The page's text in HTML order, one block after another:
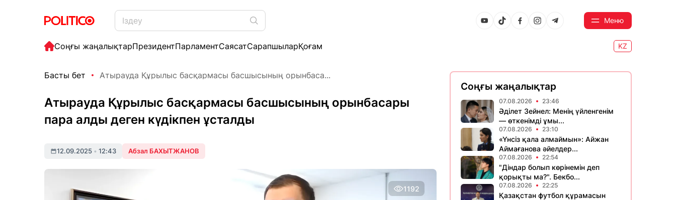
Меню
Соңғы жаңалықтарПрезидентПарламентСаясатСарапшыларҚоғам KZ
Басты бет Атырауда Құрылыс басқармасы басшысының орынбаса...
Атырауда Құрылыс басқармасы басшысының орынбасары
пара алды деген күдікпен ұсталды
12.09.2025 • 12:43 Абзал БАХЫТЖАНОВ
1192
Соңғы жаңалықтар
07.08.2026 23:46
Әділет Зейнел: Менің үйленгенім
— өткенімді ұмы...
07.08.2026 23:10
«Үнсіз қала алмаймын»: Айжан
Аймағанова әйелдер...
07.08.2026 22:54
"Діндар болып көрінемін деп
қорықты ма?". Бекбо...
07.08.2026 22:25
Қазақстан футбол құрамасын